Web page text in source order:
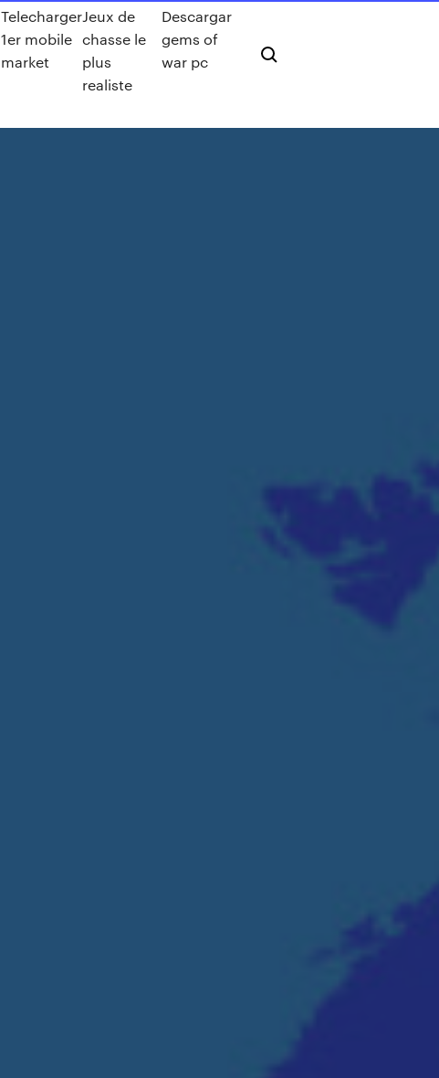
Telecharger
1er mobile
market
Jeux de
chasse le
plus
realiste
Descargar
gems of
war pc